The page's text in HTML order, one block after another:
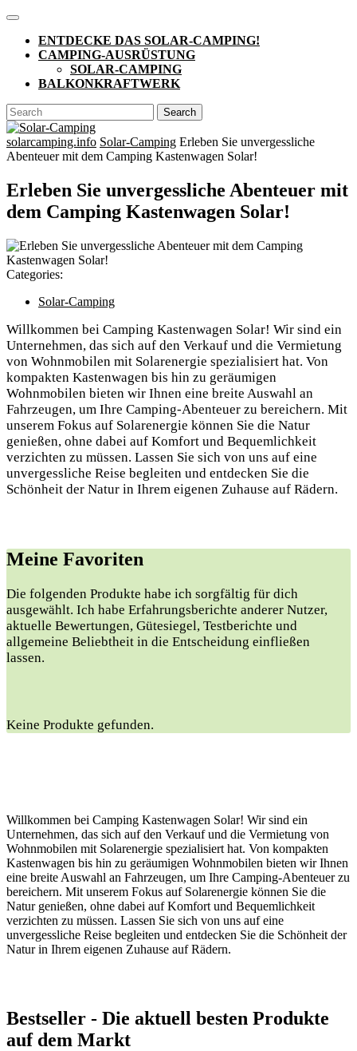
Skip
content
Open
ButtonENTDECKE DAS SOLAR-CAMPING!
CAMPING-AUSRÜSTUNG
SOLAR-CAMPING
BALKONKRAFTWERK
CLOSE
BUTTON
Search
for:
solarcamping.info Solar-Camping Erleben Sie unvergessliche
Abenteuer mit dem Camping Kastenwagen Solar!
Erleben Sie unvergessliche Abenteuer mit
dem Camping Kastenwagen Solar!
Categories:
Solar-Camping
Willkommen bei Camping Kastenwagen Solar! Wir sind ein
Unternehmen, das sich auf den Verkauf und die Vermietung
von Wohnmobilen mit Solarenergie spezialisiert hat. Von
kompakten Kastenwagen bis hin zu geräumigen
Wohnmobilen bieten wir Ihnen eine breite Auswahl an
Fahrzeugen, um Ihre Camping-Abenteuer zu bereichern. Mit
unserem Fokus auf Solarenergie können Sie die Natur
genießen, ohne dabei auf Komfort und Bequemlichkeit
verzichten zu müssen. Lassen Sie sich von uns auf eine
unvergessliche Reise begleiten und entdecken Sie die
Schönheit der Natur in Ihrem eigenen Zuhause auf Rädern.
Meine Favoriten
Die⁣ folgenden Produkte​ habe⁣ ich sorgfältig für⁢ dich
ausgewählt. Ich habe Erfahrungsberichte anderer Nutzer, ​
aktuelle⁢ Bewertungen, Gütesiegel, Testberichte und
allgemeine Beliebtheit in die Entscheidung ⁤einfließen
lassen.
Keine Produkte gefunden.
Willkommen bei Camping Kastenwagen Solar! Wir sind ein
Unternehmen, das sich auf den Verkauf und die Vermietung von
Wohnmobilen mit Solarenergie spezialisiert hat. Von kompakten
Kastenwagen bis hin zu geräumigen Wohnmobilen bieten wir Ihnen
eine breite Auswahl an Fahrzeugen, um Ihre Camping-Abenteuer zu
bereichern. Mit unserem Fokus auf Solarenergie können Sie die
Natur genießen, ohne dabei auf Komfort und Bequemlichkeit
verzichten zu müssen. Lassen Sie sich von uns auf eine
unvergessliche Reise begleiten und entdecken Sie die Schönheit der
Natur in Ihrem eigenen Zuhause auf Rädern.
Bestseller ‌- Die aktuell⁣ besten Produkte
auf dem⁣ Markt